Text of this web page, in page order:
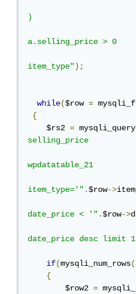
)
a.selling_price > 0
item_type");
while($row =
{
    $rs2
=
selling_price
wpdatatable_21
item_type='".$row->
date_price < '".$row->
date_price desc limit
if(mysqli_num_rows
{
        $row2
=